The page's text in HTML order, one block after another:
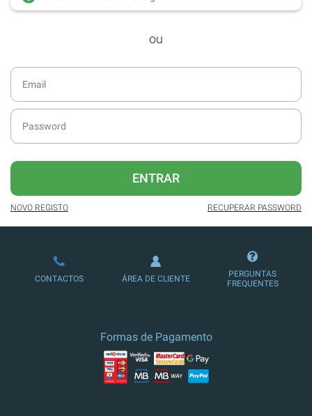
desde dezembro de 2016.
Acesso ao formato digital da SÁBADO
SÁBADO.
diário da atualidade.
publicidade reduzida e não invasiva
no site.
Possibilidade de ler e/ou ouvir artigos.
Ofertas e descontos em produtos,
serviços, eventos desportivos e
ou
ENTRAR
NOVO REGISTO RECUPERAR PASSWORD
CONTACTOS ÁREA DE CLIENTE
PERGUNTAS
FREQUENTES
Formas de Pagamento